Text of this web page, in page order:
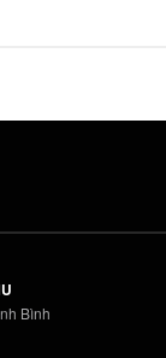
Bình